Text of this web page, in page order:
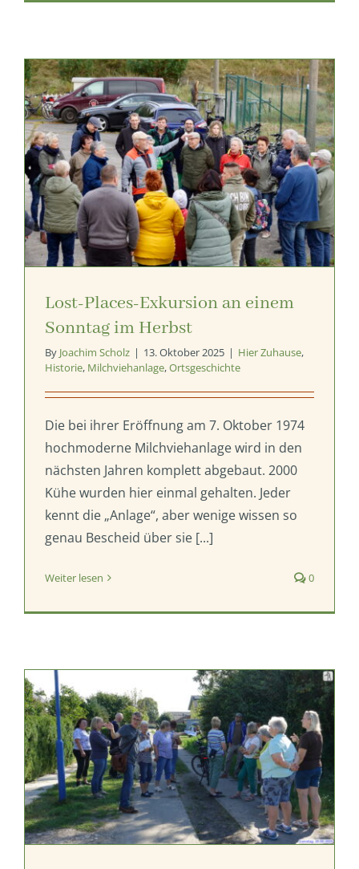
Lost-Places-Exkursion an einem
Sonntag im Herbst
By Joachim Scholz | 13. Oktober 2025 | Hier Zuhause,
Historie, Milchviehanlage,Ortsgeschichte
Die bei ihrer Eröffnung am 7. Oktober 1974
hochmoderne Milchviehanlage wird in den
nächsten Jahren komplett abgebaut. 2000
Kühe wurden hier einmal gehalten. Jeder
kennt die „Anlage“, aber wenige wissen so
genau Bescheid über sie [...]
Weiter lesen 0